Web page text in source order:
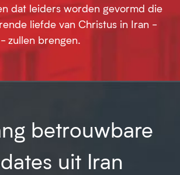
dat leiders worden gevormd die
liefde van Christus in Iran -
zullen brengen.
betrouwbare
uit Iran